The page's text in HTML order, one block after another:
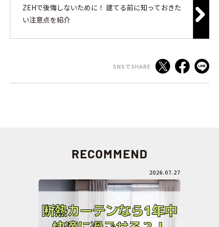
ZEHで後悔しないために！ 建てる前に知っておきた
い注意点を紹介
SNSでSHARE
RECOMMEND
2026.07.27